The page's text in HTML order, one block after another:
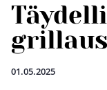
01.05.2025